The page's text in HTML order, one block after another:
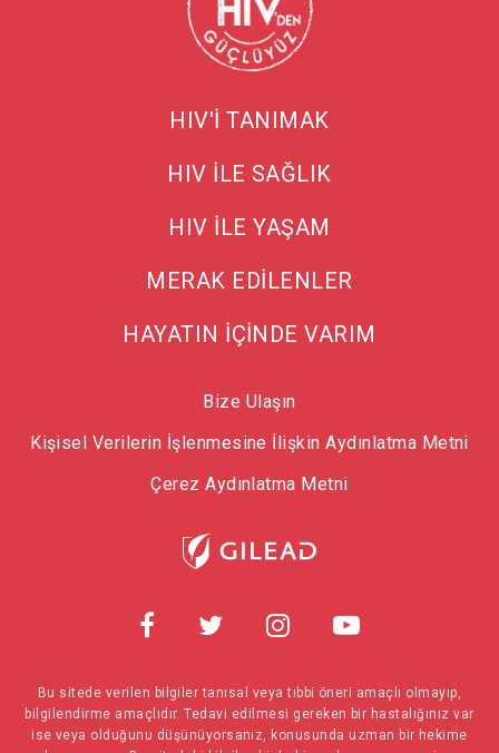
HIV'İ TANIMAK
HIV İLE SAĞLIK
HIV İLE YAŞAM
MERAK EDİLENLER
HAYATIN İÇİNDE VARIM
Bize Ulaşın
Kişisel Verilerin İşlenmesine İlişkin Aydınlatma Metni
Çerez Aydınlatma Metni
Bu sitede verilen bilgiler tanısal veya tıbbi öneri amaçlı olmayıp,
bilgilendirme amaçlıdır. Tedavi edilmesi gereken bir hastalığınız var
ise veya olduğunu düşünüyorsanız, konusunda uzman bir hekime